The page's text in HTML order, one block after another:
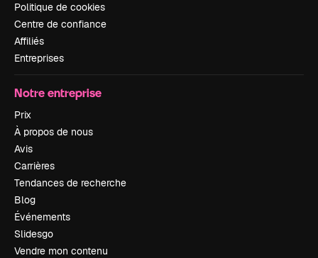
Politique de cookies
Centre de confiance
Affiliés
Entreprises
Notre entreprise
Prix
À propos de nous
Avis
Carrières
Tendances de recherche
Blog
Événements
Slidesgo
Vendre mon contenu